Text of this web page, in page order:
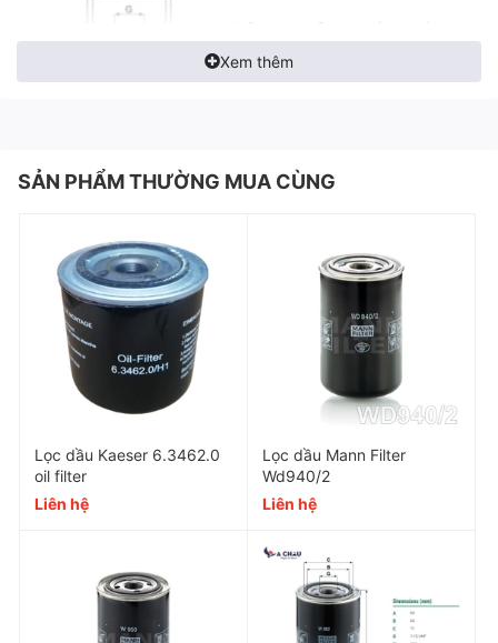
Đặc điểm và tính năng
Với khả năng loại bỏ hơn 99% các tạp chất trong dầu
động cơ.
2. Thiết kế chất lượng
Được sản xuất từ vật liệu chất lượng cao và có khả
Xem thêm
SẢN PHẨM THƯỜNG MUA CÙNG
Lọc dầu Kaeser 6.3462.0
oil filter
Liên hệ
Lọc dầu Mann Filter
Wd940/2
Liên hệ